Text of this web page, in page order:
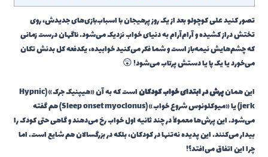
تصور کنید علی کوچولو بعد از یک روز پرهیجان با اسباب‌بازی‌های جدیدش، روی
تختش دراز کشیده و آرام‌آرام به دنیای خواب نزدیک می‌شود. ناگهان درست زمانی
که چشم‌هایش نیمه‌باز است و شما فکر می‌کنید خوابیده، یکدفعه کل بدنش تکان
می‌خورد یا یک پا یا دستش پرتاب می‌شود! 😲
این همانپرش در ابتدای خواب کودکان
است که به آن «هیپنیک جرک» (Hypnic
jerk) یا «میوکلونوس شروع خواب» (Sleep onset myoclonus) هم گفته
می‌شود. این پرش‌ها معمولاً در چند ثانیه اول خواب رخ می‌دهند و گاهی حتی کودک را
بیدار می‌کنند. این پدیده نه‌تنها در کودکان، بلکه در بزرگسالان هم شایع است. اما
چرا این اتفاق می‌افتد؟!